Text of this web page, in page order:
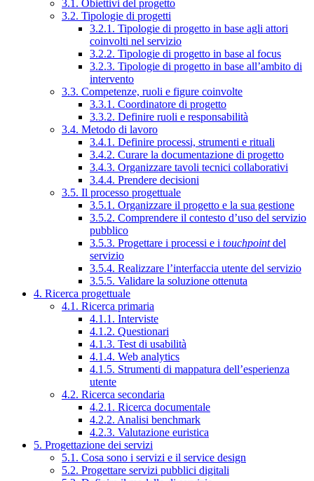
3.1. Obiettivi del progetto
3.2. Tipologie di progetti
3.2.1. Tipologie di progetto in base agli attori
coinvolti nel servizio
3.2.2. Tipologie di progetto in base al focus
3.2.3. Tipologie di progetto in base all’ambito di
intervento
3.3. Competenze, ruoli e figure coinvolte
3.3.1. Coordinatore di progetto
3.3.2. Definire ruoli e responsabilità
3.4. Metodo di lavoro
3.4.1. Definire processi, strumenti e rituali
3.4.2. Curare la documentazione di progetto
3.4.3. Organizzare tavoli tecnici collaborativi
3.4.4. Prendere decisioni
3.5. Il processo progettuale
3.5.1. Organizzare il progetto e la sua gestione
3.5.2. Comprendere il contesto d’uso del servizio
pubblico
3.5.3. Progettare i processi e i touchpointdel
servizio
3.5.4. Realizzare l’interfaccia utente del servizio
3.5.5. Validare la soluzione ottenuta
4. Ricerca progettuale
4.1. Ricerca primaria
4.1.1. Interviste
4.1.2. Questionari
4.1.3. Test di usabilità
4.1.4. Web analytics
4.1.5. Strumenti di mappatura dell’esperienza
utente
4.2. Ricerca secondaria
4.2.1. Ricerca documentale
4.2.2. Analisi benchmark
4.2.3. Valutazione euristica
5. Progettazione dei servizi
5.1. Cosa sono i servizi e il service design
5.2. Progettare servizi pubblici digitali